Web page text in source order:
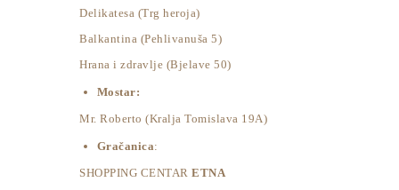
Delikatesa (Trg heroja)
Balkantina (Pehlivanuša 5)
Hrana i zdravlje (Bjelave 50)
Mostar:
Mr. Roberto (Kralja Tomislava 19A)
Gračanica:
SHOPPING CENTAR ETNA